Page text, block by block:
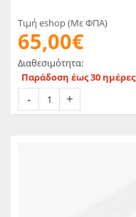
Τιμή eshop (Με ΦΠΑ)
65,00€
Διαθεσιμότητα:
Παράδοση έως 30 ημέρες